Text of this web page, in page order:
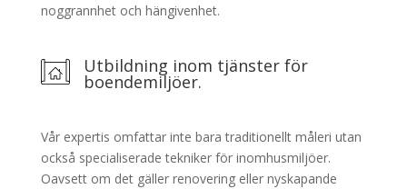
noggrannhet och hängivenhet.
Utbildning inom tjänster för
boendemiljöer.
Vår expertis omfattar inte bara traditionellt måleri utan
också specialiserade tekniker för inomhusmiljöer.
Oavsett om det gäller renovering eller nyskapande